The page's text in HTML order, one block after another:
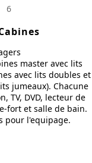
6
master avec lits
avec lits doubles et
jumeaux). Chacune
TV, DVD, lecteur de
fort et salle de bain.
pour l'equipage.